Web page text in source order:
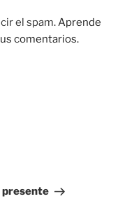
el spam.Aprende
comentarios.
presente